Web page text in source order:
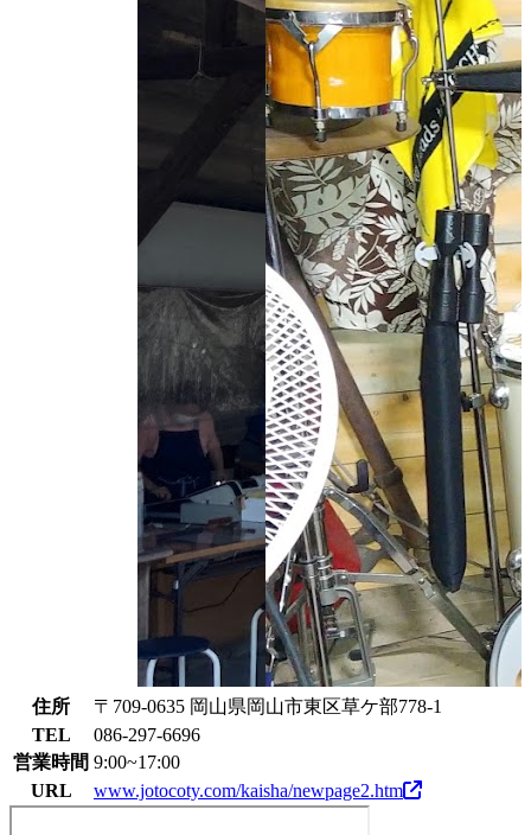
住所
〒709-0635 岡山県岡山市東区草ケ部778-1
TEL
086-297-6696
営業時間 9:00~17:00
URL
www.jotocoty.com/kaisha/newpage2.htm